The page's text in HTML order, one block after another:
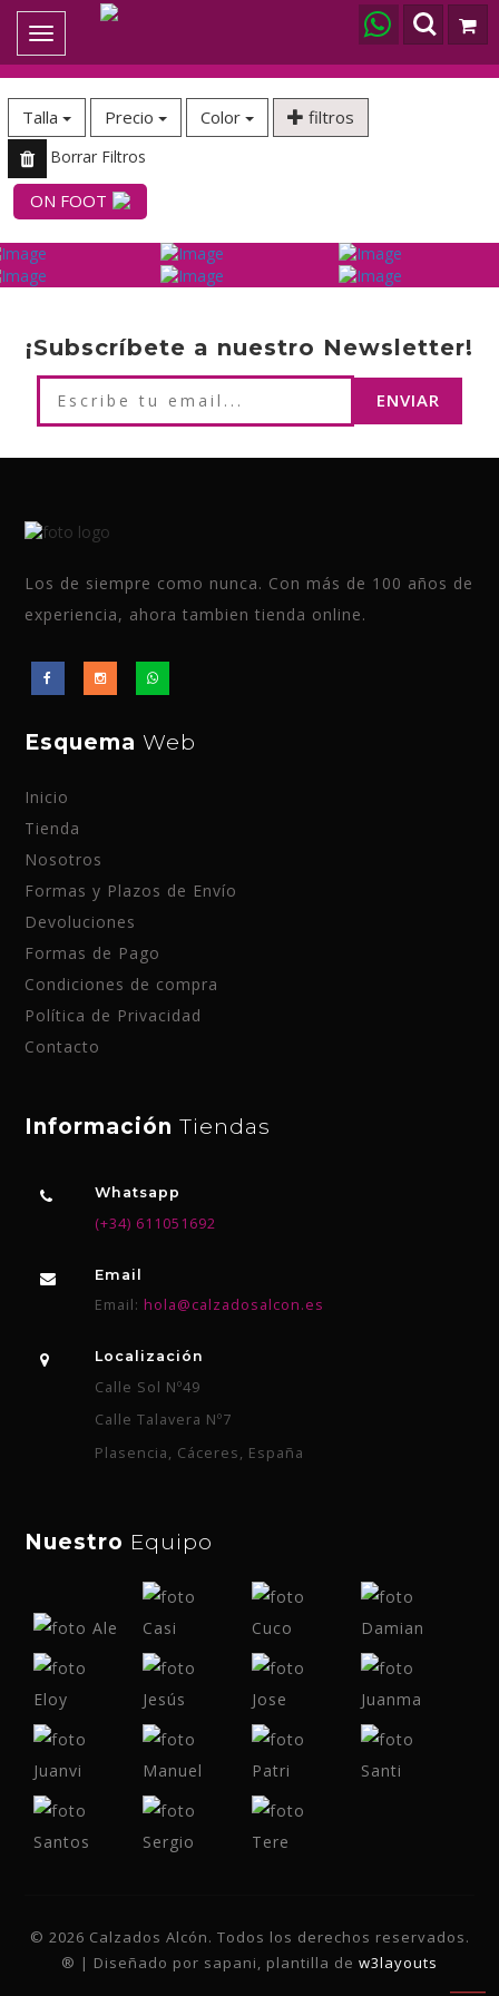
Toggle
Talla Precio Color filtros
Borrar Filtros
ON FOOT
¡Subscríbete a nuestro Newsletter!
Los de siempre como nunca. Con más de 100 años de
experiencia, ahora tambien tienda online.
Esquema Web
Inicio
Tienda
Nosotros
Formas y Plazos de Envío
Devoluciones
Formas de Pago
Condiciones de compra
Política de Privacidad
Contacto
InformaciónTiendas
Whatsapp
(+34) 611051692
Email
Email: hola@calzadosalcon.es
Localización
Calle Sol Nº49
Calle Talavera Nº7
Plasencia, Cáceres, España
Nuestro Equipo
© 2026 Calzados Alcón. Todos los derechos reservados.
® | Diseñado por sapani, plantilla de w3layouts